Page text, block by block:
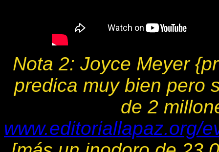
Nota 2: Joyce Meyer
predica muy bien pero
de 2
www.editoriallapaz.org/